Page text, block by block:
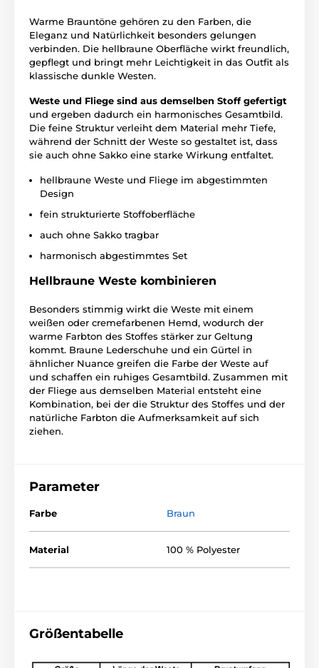
Warme Brauntöne gehören zu den Farben, die
Eleganz und Natürlichkeit besonders gelungen
verbinden. Die hellbraune Oberfläche wirkt freundlich,
gepflegt und bringt mehr Leichtigkeit in das Outfit als
klassische dunkle Westen.
Weste und Fliege sind aus demselben Stoff gefertigt
und ergeben dadurch ein harmonisches Gesamtbild.
Die feine Struktur verleiht dem Material mehr Tiefe,
während der Schnitt der Weste so gestaltet ist, dass
sie auch ohne Sakko eine starke Wirkung entfaltet.
hellbraune Weste und Fliege im abgestimmten
Design
fein strukturierte Stoffoberfläche
auch ohne Sakko tragbar
harmonisch abgestimmtes Set
Hellbraune Weste kombinieren
Besonders stimmig wirkt die Weste mit einem
weißen oder cremefarbenen Hemd, wodurch der
warme Farbton des Stoffes stärker zur Geltung
kommt. Braune Lederschuhe und ein Gürtel in
ähnlicher Nuance greifen die Farbe der Weste auf
und schaffen ein ruhiges Gesamtbild. Zusammen mit
der Fliege aus demselben Material entsteht eine
Kombination, bei der die Struktur des Stoffes und der
natürliche Farbton die Aufmerksamkeit auf sich
ziehen.
Parameter
Farbe Braun
Material 100 % Polyester
Größentabelle